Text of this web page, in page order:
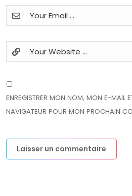
ENREGISTRER MON NOM, MON E-MAIL
NAVIGATEUR POUR MON PROCHAIN